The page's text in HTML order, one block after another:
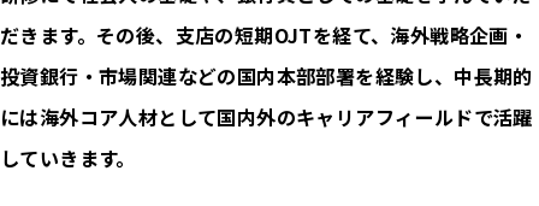
だきます。その後、支店の短期OJTを経て、海外戦略企画・
投資銀行・市場関連などの国内本部部署を経験し、中長期的
には海外コア人材として国内外のキャリアフィールドで活躍
していきます。